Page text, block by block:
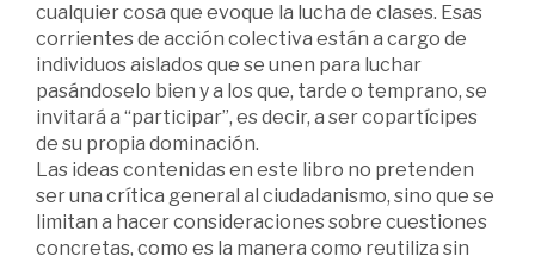
cualquier cosa que evoque la lucha de clases. Esas
corrientes de acción colectiva están a cargo de
individuos aislados que se unen para luchar
pasándoselo bien y a los que, tarde o temprano, se
invitará a “participar”, es decir, a ser copartícipes
de su propia dominación.
Las ideas contenidas en este libro no pretenden
ser una crítica general al ciudadanismo, sino que se
limitan a hacer consideraciones sobre cuestiones
concretas, como es la manera como reutiliza sin